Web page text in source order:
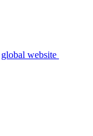
global website